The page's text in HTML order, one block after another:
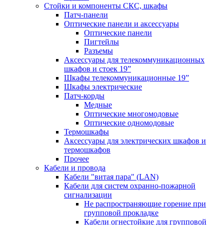
Стойки и компоненты СКС, шкафы
Патч-панели
Оптические панели и аксессуары
Оптические панели
Пигтейлы
Разъемы
Аксессуары для телекоммуникационных
шкафов и стоек 19”
Шкафы телекоммуникационные 19”
Шкафы электрические
Патч-корды
Медные
Оптические многомодовые
Оптические одномодовые
Термошкафы
Аксессуары для электрических шкафов и
термошкафов
Прочее
Кабели и провода
Кабели "витая пара" (LAN)
Кабели для систем охранно-пожарной
сигнализации
Не распространяющие горение при
групповой прокладке
Кабели огнестойкие для групповой